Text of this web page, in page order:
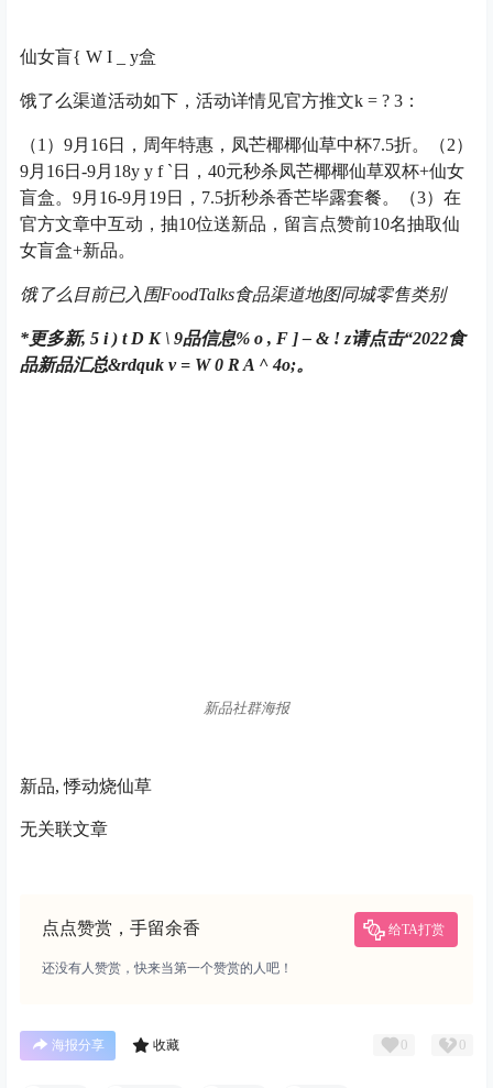
仙女盲{ W I _ y盒
饿了么渠道活动如下，活动详情见官方推文k = ? 3 ：
（1）9月16日，周年特惠，凤芒椰椰仙草中杯7.5折。（2）
9月16日-9月18y y f ` 日，40元秒杀凤芒椰椰仙草双杯+仙女
盲盒。9月16-9月19日，7.5折秒杀香芒毕露套餐。（3）在
官方文章中互动，抽10位送新品，留言点赞前10名抽取仙
女盲盒+新品。
饿了么目前已入围FoodTalks食品渠道地图同城零售类别
*更多新, 5 i ) t D K \ 9品信息% o , F ] – & ! z请点击“2022食
品新品汇总&rdquk v = W 0 R A ^ 4o;。
还没有人赞赏，快来当第一个赞赏的人吧！
海报分享
活动
行业新闻 新品
把香菜加入酒里？「京A精酿
行业新闻